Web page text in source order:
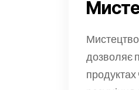
Мистецтво
дозволяє
продуктах